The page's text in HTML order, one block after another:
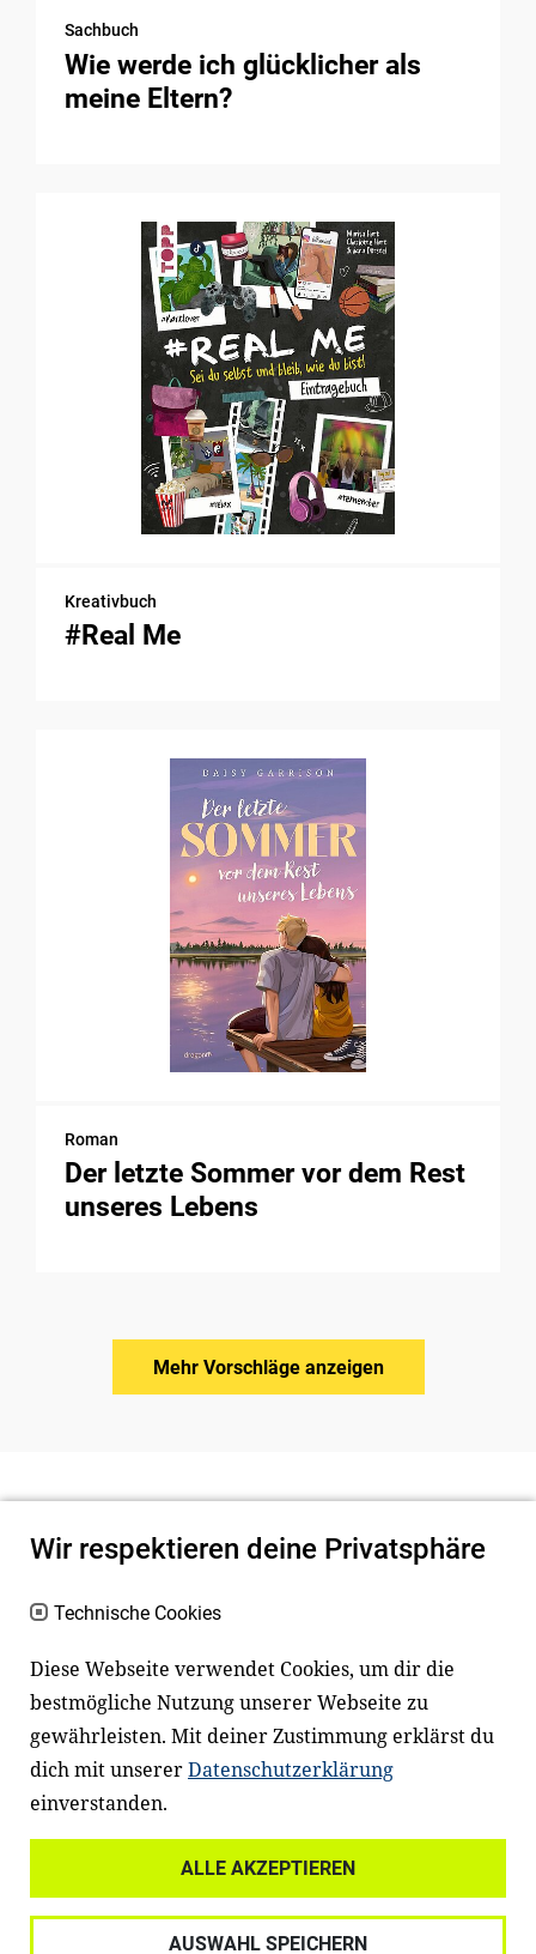
Sachbuch
Wie werde ich glücklicher als
meine Eltern?
Kreativbuch
#Real Me
Roman
Der letzte Sommer vor dem Rest
unseres Lebens
Mehr Vorschläge anzeigen
Newsletter
Facebook LinkedIn
Datenschutz
Wir respektieren deine Privatsphäre
Technische Cookies
Diese Webseite verwendet Cookies, um dir die
bestmögliche Nutzung unserer Webseite zu
gewährleisten. Mit deiner Zustimmung erklärst du
dich mit unsererDatenschutzerklärung
einverstanden.
ALLE AKZEPTIEREN
AUSWAHL SPEICHERN